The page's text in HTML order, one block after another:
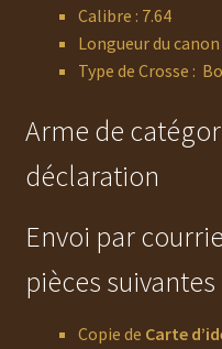
Calibre : 7.64
Longueur du canon
Type de Crosse :
Arme de
déclaration
Envoi par
pièces suivantes
Copie de Carte